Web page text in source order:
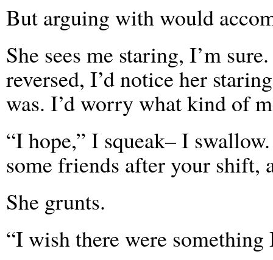
But arguing with would
She sees me staring, I’m
reversed, I’d notice her
was. I’d worry what kind of
“I hope,” I squeak– I
some friends after your shift,
She grunts.
“I wish there were